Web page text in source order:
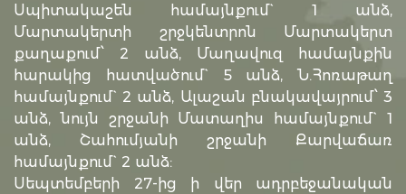
Սպիտակաշեն համայնքում` 1 անձ,
Մարտակերտի շրջկենտրոն Մարտակերտ
քաղաքում՝ 2 անձ, Մաղավուզ համայնքին
հարակից հատվածում` 5 անձ, Ն.Հոռաթաղ
համայնքում` 2 անձ, Ալաշան բնակավայրում՝ 3
անձ, նույն շրջանի Մատաղիս համայնքում` 1
անձ, Շահումյանի շրջանի Քարվաճառ
համայնքում` 2 անձ:
Սեպտեմբերի 27-ից ի վեր ադրբեջանական